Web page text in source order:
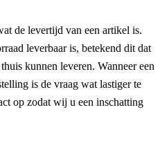
de levertijd van een artikel is.
leverbaar is, betekend dit dat
kunnen leveren. Wanneer een
is de vraag wat lastiger te
op zodat wij u een inschatting